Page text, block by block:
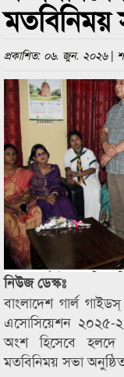
মতবিনিময়
প্রকাশিত: ০৬. জুন. ২০২৬ |
নিউজ ডেস্কঃ
বাংলাদেশ গার্ল
এসোসিয়েশন ২০২৫-
অংশ হিসেবে হলদে
মতবিনিময় সভা